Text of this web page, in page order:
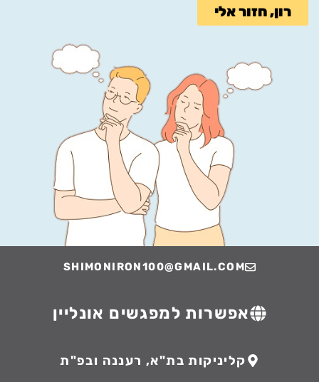
רון, חזור אלי
SHIMONIRON100@GMAIL.COM
אפשרות למפגשים אונליין
קליניקות בת"א, רעננה ובפ"ת